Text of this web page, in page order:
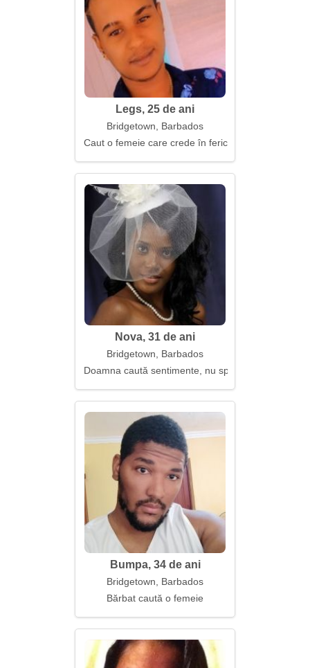
Legs, 25 de ani
Bridgetown, Barbados
Caut o femeie care crede în fericire
Nova, 31 de ani
Bridgetown, Barbados
Doamna caută sentimente, nu spectacol
Bumpa, 34 de ani
Bridgetown, Barbados
Bărbat caută o femeie